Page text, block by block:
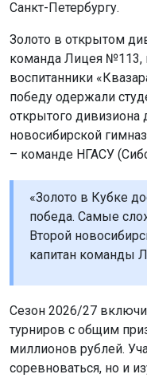
Санкт-Петербургу.
Золото в открытом
команда Лицея №113,
воспитанники
победу одержали
открытого дивизиона
новосибирской
– команде НГАСУ
«Золото в Кубке
победа. Самые
Второй
капитан команды
Сезон 2026/27
турниров с общим
миллионов рублей.
соревноваться, но и